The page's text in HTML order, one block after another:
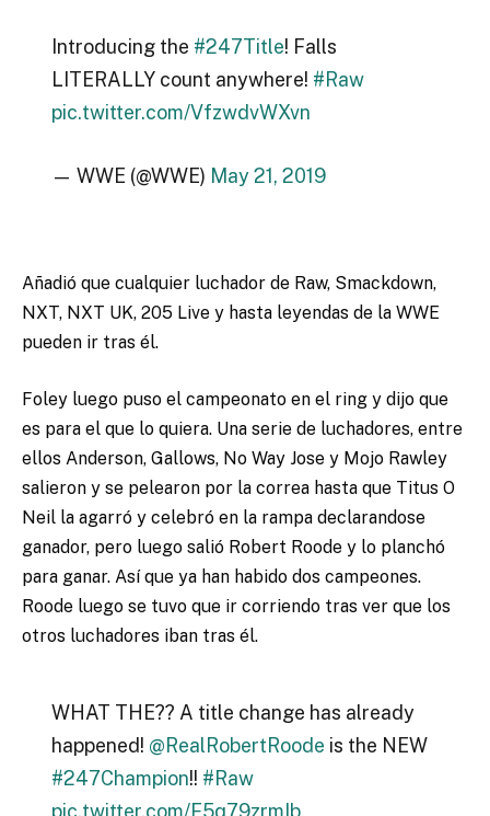
Introducing the #247Title! Falls
LITERALLY count anywhere! #Raw
pic.twitter.com/VfzwdvWXvn
— WWE (@WWE) May 21, 2019
Añadió que cualquier luchador de Raw, Smackdown,
NXT, NXT UK, 205 Live y hasta leyendas de la WWE
pueden ir tras él.
Foley luego puso el campeonato en el ring y dijo que
es para el que lo quiera. Una serie de luchadores, entre
ellos Anderson, Gallows, No Way Jose y Mojo Rawley
salieron y se pelearon por la correa hasta que Titus O
Neil la agarró y celebró en la rampa declarandose
ganador, pero luego salió Robert Roode y lo planchó
para ganar. Así que ya han habido dos campeones.
Roode luego se tuvo que ir corriendo tras ver que los
otros luchadores iban tras él.
WHAT THE?? A title change has already
happened! @RealRobertRoode is the NEW
#247Champion!! #Raw
pic.twitter.com/F5q79zrmIb